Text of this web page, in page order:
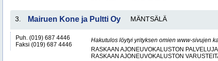
3. Mairuen Kone ja Pultti Oy MÄNTSÄLÄ
Puh. (019) 687 4446
Faksi (019) 687 4446
Hakutulos löytyi yrityksen omien www-sivujen
RASKAAN AJONEUVOKALUSTON
RASKAAN AJONEUVOKALUSTON